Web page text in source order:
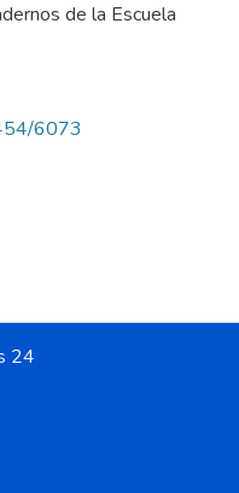
de la Escuela
6073
24